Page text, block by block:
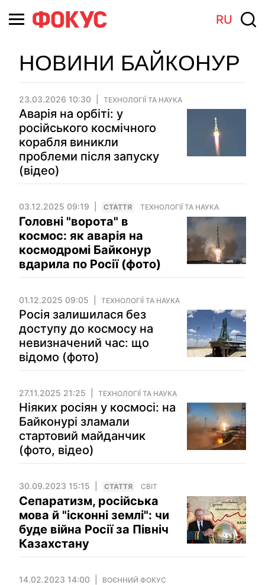
RU
НОВИНИ БАЙКОНУР
23.03.2026 10:30 ТЕХНОЛОГІЇ ТА НАУКА
Аварія на орбіті: у
російського космічного
корабля виникли
проблеми після запуску
(відео)
03.12.2025 09:19 СТАТТЯ ТЕХНОЛОГІЇ ТА НАУКА
Головні "ворота" в
космос: як аварія на
космодромі Байконур
вдарила по Росії (фото)
01.12.2025 09:05 ТЕХНОЛОГІЇ ТА НАУКА
Росія залишилася без
доступу до космосу на
невизначений час: що
відомо (фото)
27.11.2025 21:25 ТЕХНОЛОГІЇ ТА НАУКА
Ніяких росіян у космосі: на
Байконурі зламали
стартовий майданчик
(фото, відео)
30.09.2023 15:15 СТАТТЯ СВІТ
Сепаратизм, російська
мова й "ісконні землі": чи
буде війна Росії за Північ
Казахстану
14.02.2023 14:00 ВОЄННИЙ ФОКУС